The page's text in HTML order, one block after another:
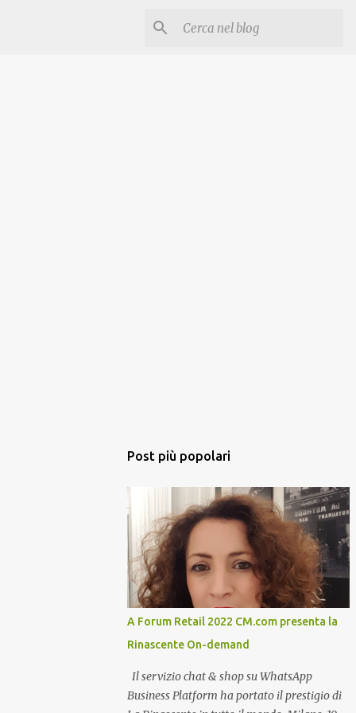
Post più popolari
A Forum Retail 2022 CM.com presenta la
Rinascente On-demand
Il servizio chat & shop su WhatsApp
Business Platform ha portato il prestigio di